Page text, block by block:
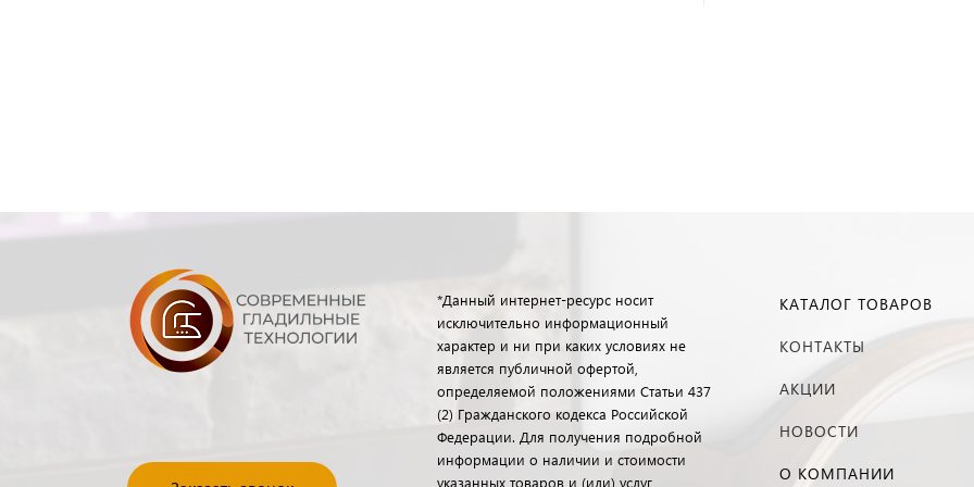
*Данный интернет-ресурс носит
исключительно информационный
характер и ни при каких условиях не
является публичной офертой,
определяемой положениями Статьи 437
(2) Гражданского кодекса Российской
Федерации. Для получения подробной
информации о наличии и стоимости
указанных товаров и (или) услуг,
КАТАЛОГ ТОВАРОВ
КОНТАКТЫ
АКЦИИ
НОВОСТИ
О КОМПАНИИ